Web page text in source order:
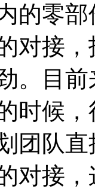
的零
对接
。目
时候
团队
对接